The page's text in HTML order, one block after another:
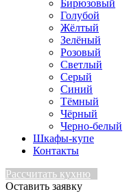
Бирюзовый
Голубой
Жёлтый
Зелёный
Розовый
Светлый
Серый
Синий
Тёмный
Чёрный
Черно-белый
Шкафы-купе
Контакты
Рассчитать кухню
Оставить заявку